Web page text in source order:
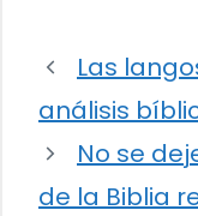
Las
análisis
No se
de la Biblia